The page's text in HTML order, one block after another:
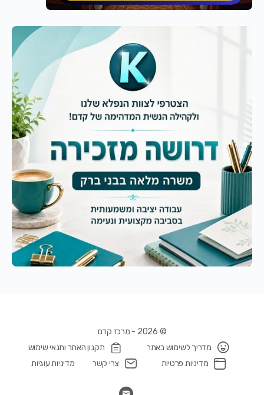
© 2026 - מרכז קדם
מדריך לשימוש באתר
תקנון האתר ותנאי שימוש
מדיניות פרטיות
צרי קשר מדיניות עוגיות